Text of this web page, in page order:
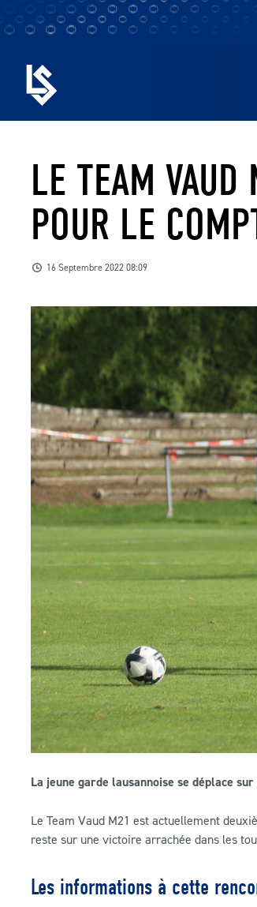
LE TEAM VAUD
POUR LE
16 Septembre 2022 08:09
La jeune garde lausannoise se déplace
Le Team Vaud M21 est actuellement
reste sur une victoire arrachée dans les
Les informations à cette